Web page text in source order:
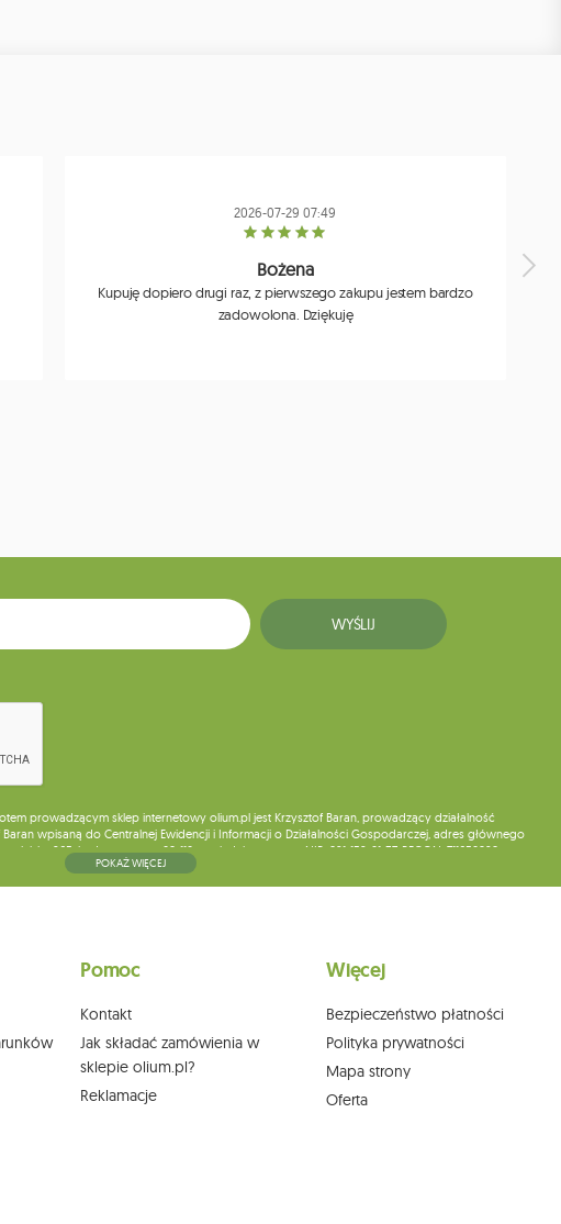
2026-07-29 07:49
Bożena
Kupuję dopiero drugi raz, z pierwszego zakupu jestem bardzo
zadowolona. Dziękuję
WYŚLIJ
prowadzącym sklep internetowy olium.pl jest Krzysztof Baran, prowadzący działalność
wpisaną do Centralnej Ewidencji i Informacji o Działalności Gospodarczej, adres głównego
265, kod pocztowy: 08-110, posiadający numer NIP: 821-152-01-37, REGON: 711650928 .
do chwili rezygnacji z subskrypcji.
e-mail lub pisemnie na adres siedziby.
POKAŻ WIĘCEJ
Pomoc
Kontakt
Jak składać zamówienia w
sklepie olium.pl?
Reklamacje
Więcej
Bezpieczeństwo płatności
Polityka prywatności
Mapa strony
Oferta